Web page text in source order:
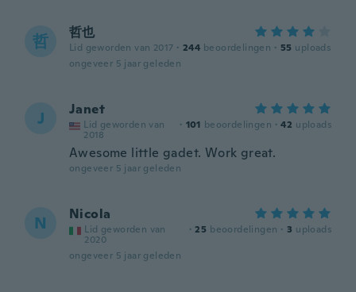
哲 哲也
Lid geworden van 2017 · 244 beoordelingen · 55 uploads
ongeveer 5 jaar geleden
J Janet
Lid geworden van
2018
· 101 beoordelingen · 42 uploads
Awesome little gadet. Work great.
ongeveer 5 jaar geleden
N Nicola
Lid geworden van
2020
· 25 beoordelingen · 3 uploads
ongeveer 5 jaar geleden